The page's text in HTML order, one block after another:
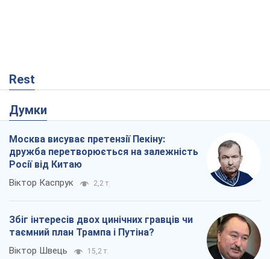
Rest
Думки
Москва висуває претензії Пекіну:
дружба перетворюється на залежність
Росії від Китаю
Віктор Каспрук 2,2 т.
Збіг інтересів двох цинічних гравців чи
таємний план Трампа і Путіна?
Віктор Швець 15,2 т.